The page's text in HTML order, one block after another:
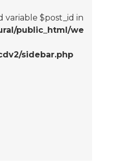
variable $post_id in
public_html/we
sidebar.php